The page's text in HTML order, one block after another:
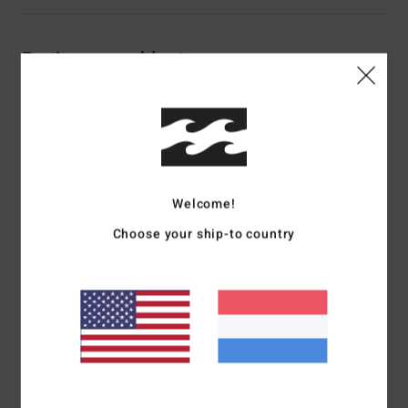
Reviews van klanten
Gemiddelde score
5.0
gebaseerd op2 geverifieerde beoordelingensinds januari
Comfort
NaN
Prijs-kwaliteitverhouding
Welcome!
Choose your ship-to country